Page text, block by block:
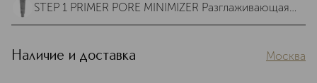
STEP 1 PRIMER PORE MINIMIZER Разглаживающая
база под макияж
Наличие и доставка Москва